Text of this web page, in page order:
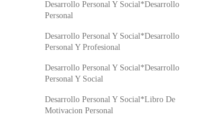
Desarrollo Personal Y Social*Desarrollo
Personal
Desarrollo Personal Y Social*Desarrollo
Personal Y Profesional
Desarrollo Personal Y Social*Desarrollo
Personal Y Social
Desarrollo Personal Y Social*Libro De
Motivacion Personal